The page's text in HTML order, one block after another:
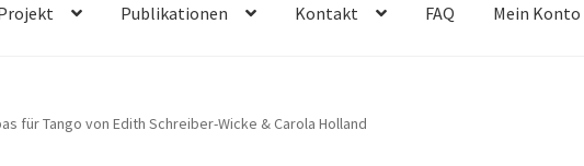
Publikationen Kontakt FAQ Mein Konto
für Tango von Edith Schreiber-Wicke & Carola Holland